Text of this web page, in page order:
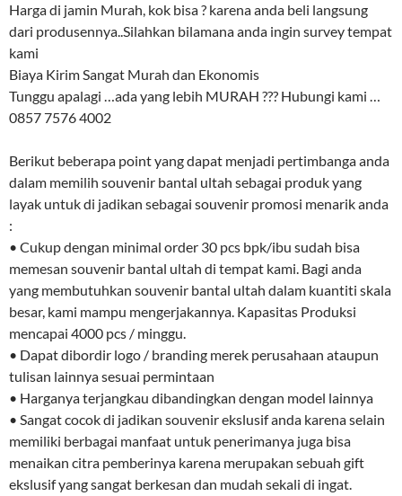
Harga di jamin Murah, kok bisa ? karena anda beli langsung
dari produsennya..Silahkan bilamana anda ingin survey tempat
kami
Biaya Kirim Sangat Murah dan Ekonomis
Tunggu apalagi …ada yang lebih MURAH ??? Hubungi kami …
0857 7576 4002
Berikut beberapa point yang dapat menjadi pertimbanga anda
dalam memilih souvenir bantal ultah sebagai produk yang
layak untuk di jadikan sebagai souvenir promosi menarik anda
:
• Cukup dengan minimal order 30 pcs bpk/ibu sudah bisa
memesan souvenir bantal ultah di tempat kami. Bagi anda
yang membutuhkan souvenir bantal ultah dalam kuantiti skala
besar, kami mampu mengerjakannya. Kapasitas Produksi
mencapai 4000 pcs / minggu.
• Dapat dibordir logo / branding merek perusahaan ataupun
tulisan lainnya sesuai permintaan
• Harganya terjangkau dibandingkan dengan model lainnya
• Sangat cocok di jadikan souvenir ekslusif anda karena selain
memiliki berbagai manfaat untuk penerimanya juga bisa
menaikan citra pemberinya karena merupakan sebuah gift
ekslusif yang sangat berkesan dan mudah sekali di ingat.